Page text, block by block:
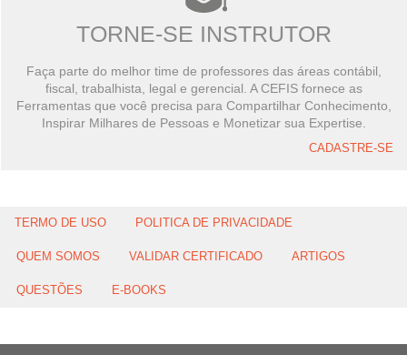
TORNE-SE INSTRUTOR
Faça parte do melhor time de professores das áreas contábil,
fiscal, trabalhista, legal e gerencial. A CEFIS fornece as
Ferramentas que você precisa para Compartilhar Conhecimento,
Inspirar Milhares de Pessoas e Monetizar sua Expertise.
CADASTRE-SE
TERMO DE USO POLITICA DE PRIVACIDADE
QUEM SOMOS VALIDAR CERTIFICADO ARTIGOS
QUESTÕES E-BOOKS